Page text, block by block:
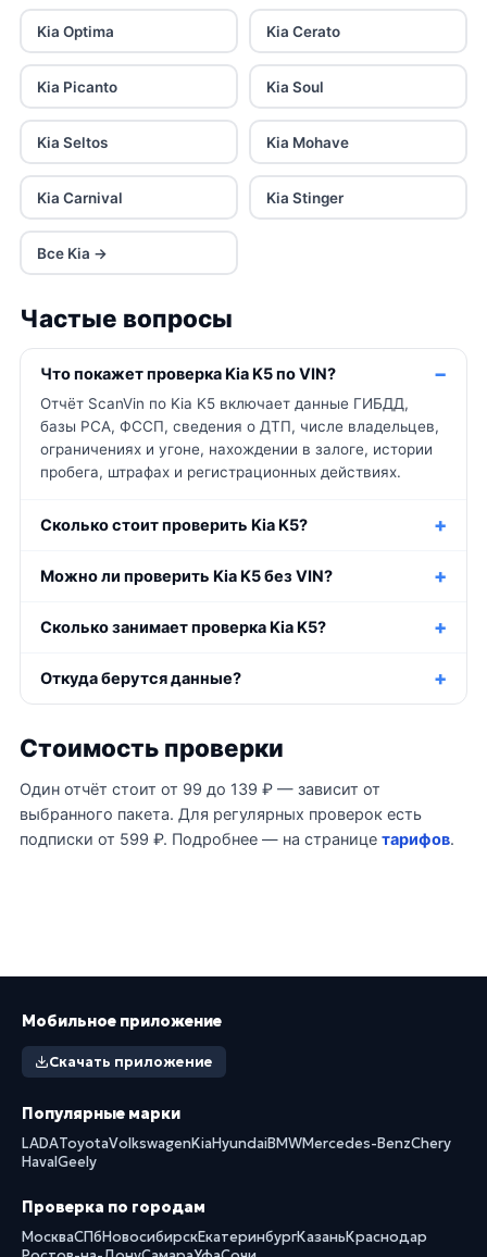
Kia Optima Kia Cerato
Kia Picanto Kia Soul
Kia Seltos Kia Mohave
Kia Carnival Kia Stinger
Все Kia →
Частые вопросы
Что покажет проверка Kia K5 по VIN?
Отчёт ScanVin по Kia K5 включает данные ГИБДД,
базы РСА, ФССП, сведения о ДТП, числе владельцев,
ограничениях и угоне, нахождении в залоге, истории
пробега, штрафах и регистрационных действиях.
Сколько стоит проверить Kia K5?
Можно ли проверить Kia K5 без VIN?
Сколько занимает проверка Kia K5?
Откуда берутся данные?
Стоимость проверки
Один отчёт стоит от 99 до 139 ₽ — зависит от
выбранного пакета. Для регулярных проверок есть
подписки от 599 ₽. Подробнее — на странице тарифов.
Мобильное приложение
Скачать приложение
Популярные марки
LADAToyotaVolkswagenKiaHyundaiBMWMercedes-BenzChery
HavalGeely
Проверка по городам
МоскваСПбНовосибирскЕкатеринбургКазаньКраснодар